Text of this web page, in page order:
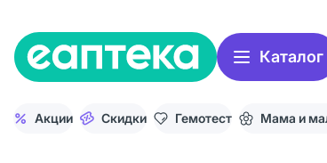
Каталог
Акции Скидки Гемотест Мама и